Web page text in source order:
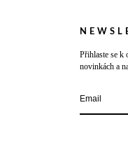
Přihlaste se k
novinkách a